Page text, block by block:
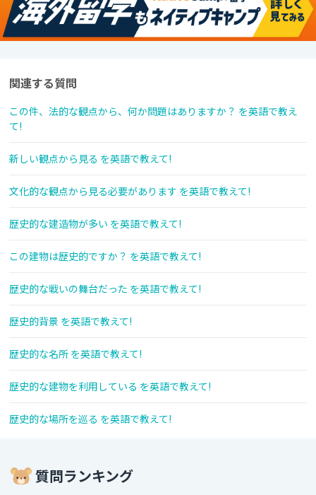
関連する質問
この件、法的な観点から、何か問題はありますか？ を英語で教え
て!
新しい観点から見る を英語で教えて!
文化的な観点から見る必要があります を英語で教えて!
歴史的な建造物が多い を英語で教えて!
この建物は歴史的ですか？ を英語で教えて!
歴史的な戦いの舞台だった を英語で教えて!
歴史的背景 を英語で教えて!
歴史的な名所 を英語で教えて!
歴史的な建物を利用している を英語で教えて!
歴史的な場所を巡る を英語で教えて!
質問ランキング